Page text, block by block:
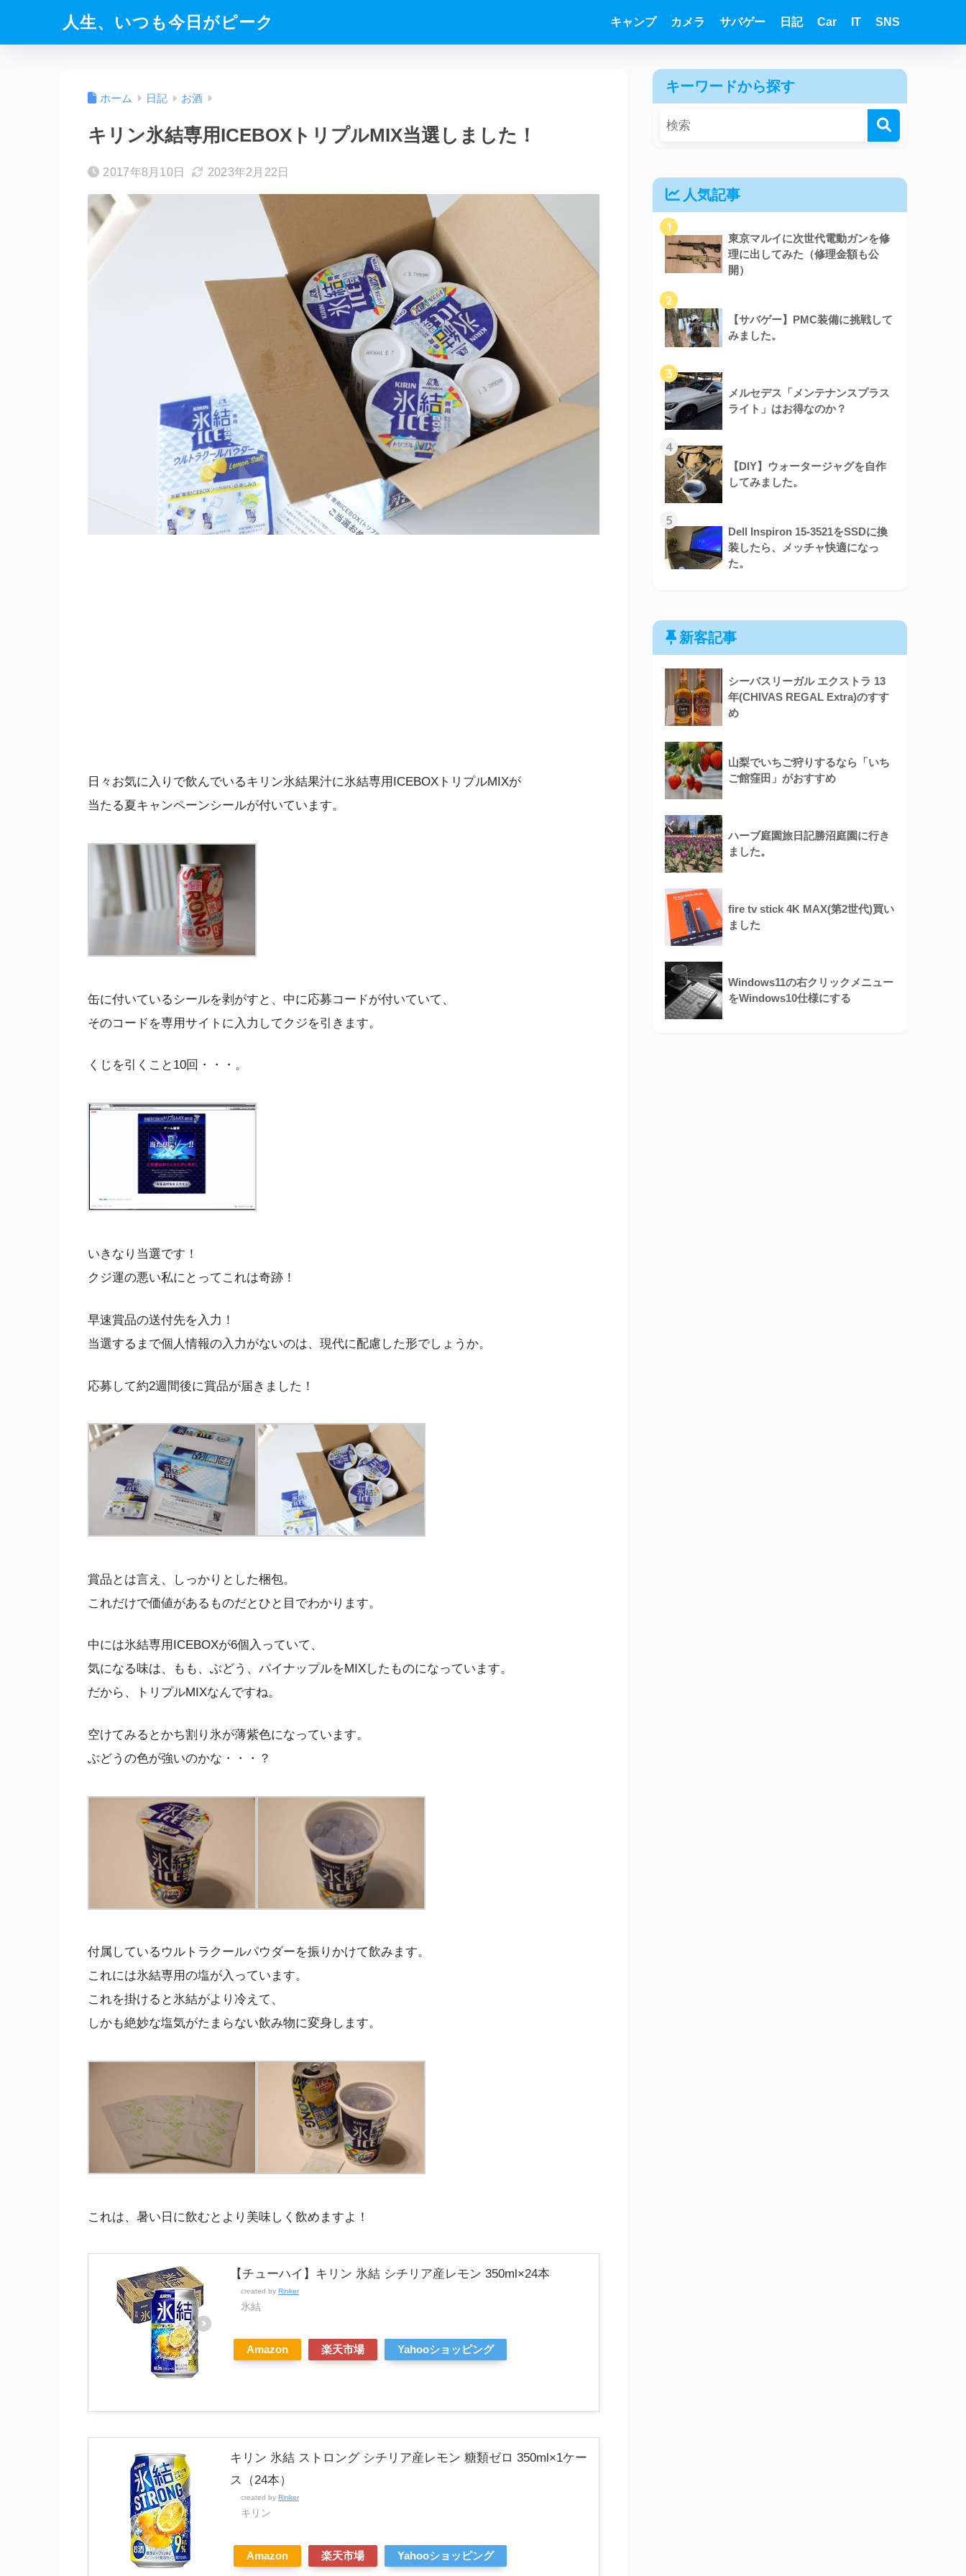
人生、いつも今日がピーク キャンプ カメラ サバゲー 日記 Car IT SNS
ホーム 日記 お酒
キリン氷結専用ICEBOXトリプルMIX当選しました！
2017年8月10日 2023年2月22日
日々お気に入りで飲んでいるキリン氷結果汁に氷結専用ICEBOXトリプルMIXが
当たる夏キャンペーンシールが付いています。
缶に付いているシールを剥がすと、中に応募コードが付いていて、
そのコードを専用サイトに入力してクジを引きます。
くじを引くこと10回・・・。
いきなり当選です！
クジ運の悪い私にとってこれは奇跡！
早速賞品の送付先を入力！
当選するまで個人情報の入力がないのは、現代に配慮した形でしょうか。
応募して約2週間後に賞品が届きました！
賞品とは言え、しっかりとした梱包。
これだけで価値があるものだとひと目でわかります。
中には氷結専用ICEBOXが6個入っていて、
気になる味は、もも、ぶどう、パイナップルをMIXしたものになっています。
だから、トリプルMIXなんですね。
空けてみるとかち割り氷が薄紫色になっています。
ぶどうの色が強いのかな・・・？
付属しているウルトラクールパウダーを振りかけて飲みます。
これには氷結専用の塩が入っています。
これを掛けると氷結がより冷えて、
しかも絶妙な塩気がたまらない飲み物に変身します。
これは、暑い日に飲むとより美味しく飲めますよ！
【チューハイ】キリン 氷結 シチリア産レモン 350ml×24本
created by Rinker
氷結
Amazon 楽天市場 Yahooショッピング
キリン 氷結 ストロング シチリア産レモン 糖類ゼロ 350ml×1ケー
ス（24本）
created by Rinker
キリン
Amazon 楽天市場 Yahooショッピング
キーワードから探す
人気記事
1
東京マルイに次世代電動ガンを修
理に出してみた（修理金額も公
開）
2
【サバゲー】PMC装備に挑戦して
みました。
3
メルセデス「メンテナンスプラス
ライト」はお得なのか？
4
【DIY】ウォータージャグを自作
してみました。
5
Dell Inspiron 15-3521をSSDに換
装したら、メッチャ快適になっ
た。
新客記事
シーバスリーガル エクストラ 13
年(CHIVAS REGAL Extra)のすす
め
山梨でいちご狩りするなら「いち
ご館窪田」がおすすめ
ハーブ庭園旅日記勝沼庭園に行き
ました。
fire tv stick 4K MAX(第2世代)買い
ました
Windows11の右クリックメニュー
をWindows10仕様にする